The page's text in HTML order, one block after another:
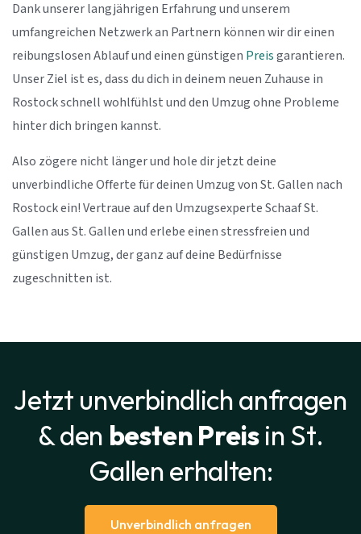
Dank unserer langjährigen Erfahrung und unserem
umfangreichen Netzwerk an Partnern können wir dir einen
reibungslosen Ablauf und einen günstigen Preisgarantieren.
Unser Ziel ist es, dass du dich in deinem neuen Zuhause in
Rostock schnell wohlfühlst und den Umzug ohne Probleme
hinter dich bringen kannst.
Also zögere nicht länger und hole dir jetzt deine
unverbindliche Offerte für deinen Umzug von St. Gallen nach
Rostock ein! Vertraue auf den Umzugsexperte Schaaf St.
Gallen aus St. Gallen und erlebe einen stressfreien und
günstigen Umzug, der ganz auf deine Bedürfnisse
zugeschnitten ist.
Jetzt unverbindlich anfragen
& den besten Preisin St.
Gallen erhalten:
Unverbindlich anfragen